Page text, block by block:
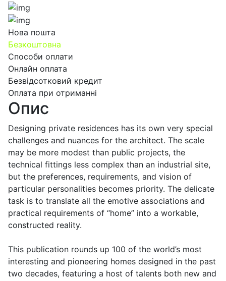
Нова пошта
Безкоштовна
Способи оплати
Онлайн оплата
Безвідсотковий кредит
Оплата при отриманні
Опис
Designing private residences has its own very special
challenges and nuances for the architect. The scale
may be more modest than public projects, the
technical fittings less complex than an industrial site,
but the preferences, requirements, and vision of
particular personalities becomes priority. The delicate
task is to translate all the emotive associations and
practical requirements of “home” into a workable,
constructed reality.
This publication rounds up 100 of the world’s most
interesting and pioneering homes designed in the past
two decades, featuring a host of talents both new and